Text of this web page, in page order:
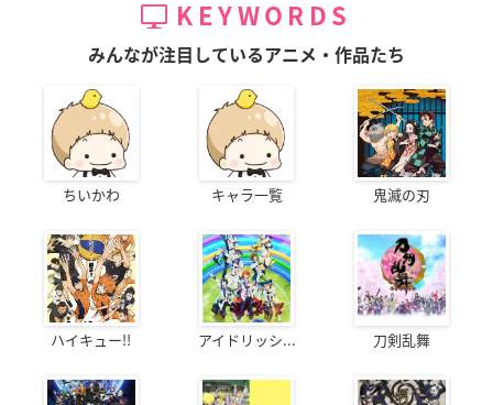
KEYWORDS
みんなが注目しているアニメ・作品たち
ちいかわ キャラ一覧 鬼滅の刃
ハイキュー!! アイドリッシ... 刀剣乱舞